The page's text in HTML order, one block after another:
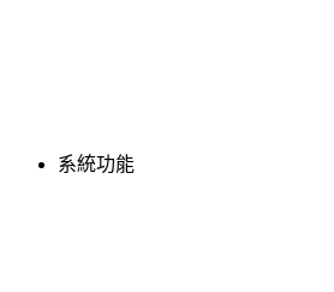
系統功能